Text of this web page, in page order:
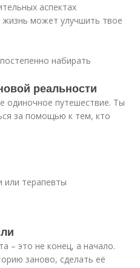
аспектах
может улучшить твое
набирать
реальности
одиночное путешествие. Ты
за помощью к тем, кто
или терапевты
– это не конец, а начало.
заново, сделать её